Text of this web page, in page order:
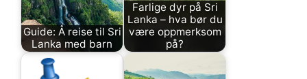
Guide: Å reise til Sri
Lanka med barn
Farlige dyr på Sri
Lanka – hva bør du
være oppmerksom
på?